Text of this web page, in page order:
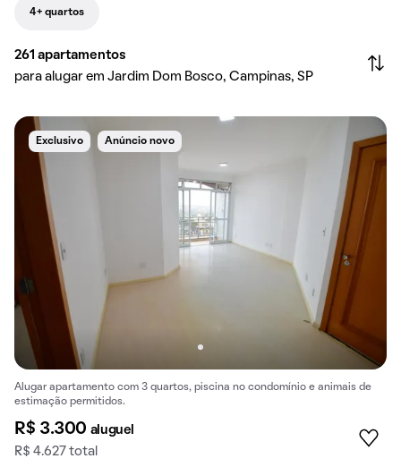
4+ quartos
261 apartamentos
para alugar em Jardim Dom Bosco, Campinas, SP
Exclusivo Anúncio novo
Alugar apartamento com 3 quartos, piscina no condomínio e animais de
estimação permitidos.
R$ 3.300 aluguel
R$ 4.627 total